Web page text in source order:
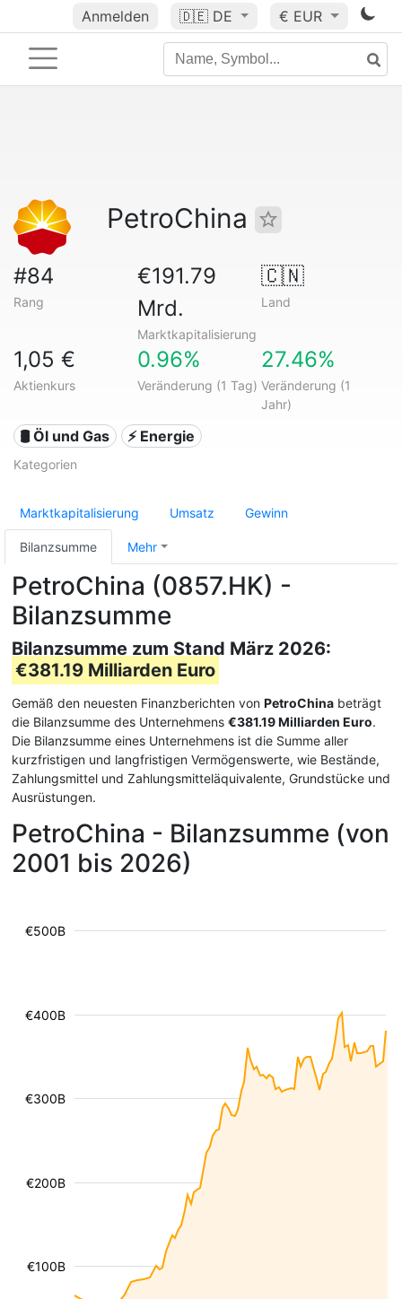
Anmelden 🇩🇪 DE € EUR
PetroChina
#84
Rang
€191.79
Mrd.
Marktkapitalisierung
🇨🇳
Land
1,05 €
Aktienkurs
0.96%
Veränderung (1 Tag)
27.46%
Veränderung (1
Jahr)
🛢 Öl und Gas ⚡ Energie
Kategorien
Marktkapitalisierung Umsatz Gewinn
Bilanzsumme Mehr
PetroChina (0857.HK) -
Bilanzsumme
Bilanzsumme zum Stand März 2026:
€381.19 Milliarden Euro
Gemäß den neuesten Finanzberichten von PetroChina beträgt
die Bilanzsumme des Unternehmens €381.19 Milliarden Euro.
Die Bilanzsumme eines Unternehmens ist die Summe aller
kurzfristigen und langfristigen Vermögenswerte, wie Bestände,
Zahlungsmittel und Zahlungsmitteläquivalente, Grundstücke und
Ausrüstungen.
PetroChina - Bilanzsumme (von
2001 bis 2026)
€100B
€200B
€300B
€400B
€500B